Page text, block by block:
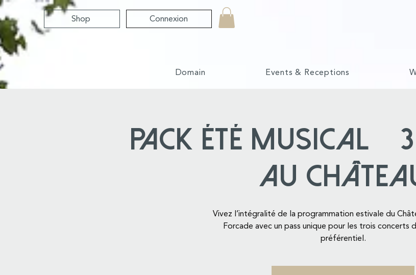
Shop Connexion
Domain Events & Receptions
Pack Été Musical –
au
Vivez l’intégralité de la programmation estivale du
Forcade avec un pass unique pour les trois concerts
préférentiel.